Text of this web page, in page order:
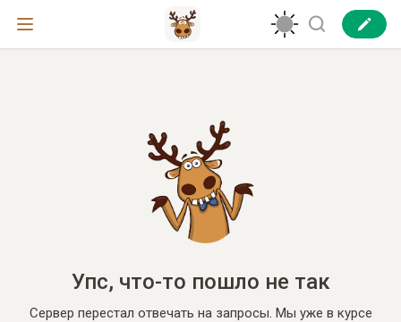
Упс, что-то пошло не так
Сервер перестал отвечать на запросы. Мы уже в курсе